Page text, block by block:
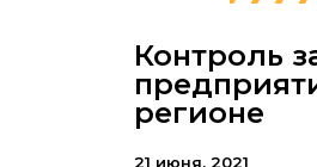
Контроль
регионе
21 июня, 2021